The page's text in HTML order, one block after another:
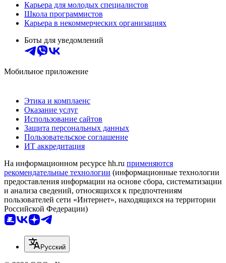
Карьера для молодых специалистов
Школа программистов
Карьера в некоммерческих организациях
Боты для уведомлений
Мобильное приложение
Этика и комплаенс
Оказание услуг
Использование сайтов
Защита персональных данных
Пользовательское соглашение
ИТ аккредитация
На информационном ресурсе hh.ru применяются
рекомендательные технологии (информационные технологии
предоставления информации на основе сбора, систематизации
и анализа сведений, относящихся к предпочтениям
пользователей сети «Интернет», находящихся на территории
Российской Федерации)
Русский